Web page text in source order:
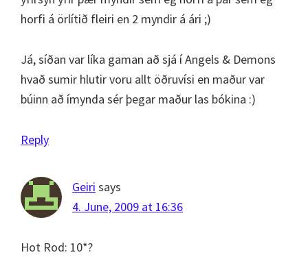
horfi á örlítið fleiri en 2 myndir á ári ;)
Já, síðan var líka gaman að sjá í Angels & Demons
hvað sumir hlutir voru allt öðruvísi en maður var
búinn að ímynda sér þegar maður las bókina :)
Reply
Geiri says
4. June, 2009 at 16:36
Hot Rod: 10*?